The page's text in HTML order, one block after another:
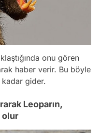
onu gören
haber verir. Bu böyle
gider.
Leoparın,
olur